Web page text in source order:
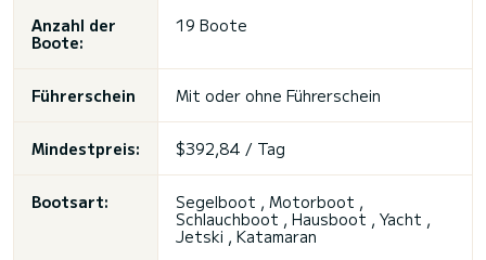
Anzahl der
Boote:
19 Boote
Führerschein Mit oder ohne Führerschein
Mindestpreis: $392,84 / Tag
Bootsart:
Segelboot , Motorboot ,
Schlauchboot , Hausboot , Yacht ,
Jetski , Katamaran